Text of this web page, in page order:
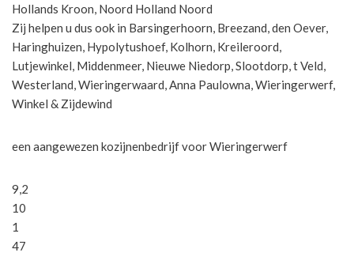
Hollands Kroon, Noord Holland Noord
Zij helpen u dus ook in Barsingerhoorn, Breezand, den Oever,
Haringhuizen, Hypolytushoef, Kolhorn, Kreileroord,
Lutjewinkel, Middenmeer, Nieuwe Niedorp, Slootdorp, t Veld,
Westerland, Wieringerwaard, Anna Paulowna, Wieringerwerf,
Winkel & Zijdewind
een aangewezen kozijnenbedrijf voor Wieringerwerf
9,2
10
1
47